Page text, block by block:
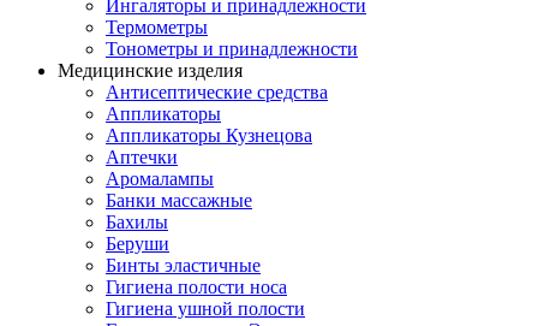
Ингаляторы и принадлежности
Термометры
Тонометры и принадлежности
Медицинские изделия
Антисептические средства
Аппликаторы
Аппликаторы Кузнецова
Аптечки
Аромалампы
Банки массажные
Бахилы
Беруши
Бинты эластичные
Гигиена полости носа
Гигиена ушной полости